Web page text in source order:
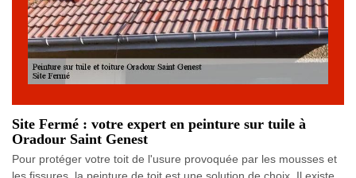
Site Fermé : votre expert en peinture sur tuile à
Oradour Saint Genest
Pour protéger votre toit de l'usure provoquée par les mousses et
les fissures, la peinture de toit est une solution de choix. Il existe